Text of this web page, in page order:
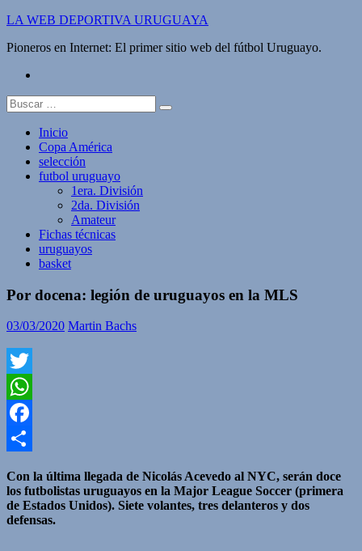
Saltar
contenido
LA WEB DEPORTIVA URUGUAYA
Pioneros en Internet: El primer sitio web del fútbol Uruguayo.
Buscar:
Inicio
Copa América
selección
futbol uruguayo
1era. División
2da. División
Amateur
Fichas técnicas
uruguayos
basket
Por docena: legión de uruguayos en la MLS
03/03/2020 Martin Bachs
Twitter
WhatsApp
Facebook
Con la última llegada de Nicolás Acevedo al NYC, serán doce
los futbolistas uruguayos en la Major League Soccer (primera
de Estados Unidos). Siete volantes, tres delanteros y dos
defensas.